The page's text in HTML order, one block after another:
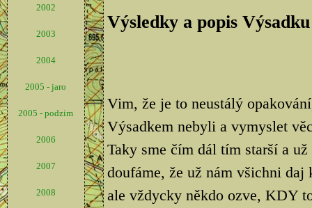
2002
2003
2004
2005 - jaro
2005 - podzim
2006
2007
2008
Výsledky a popis Výsadku
Vim, že je to neustálý
Výsadkem nebyli a vymyslet
Taky sme čím dál tím starší a
doufáme, že už nám všichni daj
ale vždycky někdo ozve, KDY